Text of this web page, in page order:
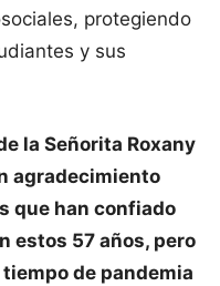
protegiendo
y sus
la Señorita Roxany
agradecimiento
que han confiado
estos 57 años, pero
de pandemia